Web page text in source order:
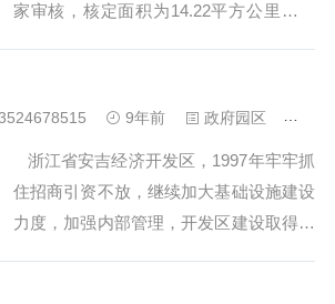
家审核，核定面积为14.22平方公里，区
衢高速公路、...
9年前 政府园区
浙江省安吉经济开发区，1997年牢牢抓
住招商引资不放，继续加大基础设施建设
力度，加强内部管理，开发区建设取得了